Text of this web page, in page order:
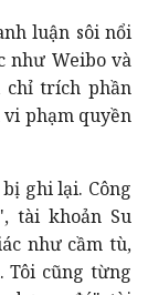
luận sôi nổi
như Weibo và
chỉ trích phần
phạm quyền
ghi lại. Công
tài khoản Su
như cầm tù,
Tôi cũng từng